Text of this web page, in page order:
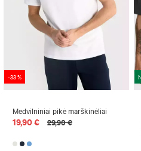
-33 %
Medvilniniai pikė marškinėliai
19,90 € 29,90 €